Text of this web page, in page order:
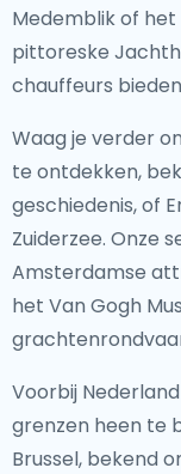
Medemblik of het
pittoreske
chauffeurs
Waag je verder
te ontdekken,
geschiedenis, of
Zuiderzee. Onze
Amsterdamse
het Van Gogh
Voorbij
grenzen heen te
Brussel, bekend